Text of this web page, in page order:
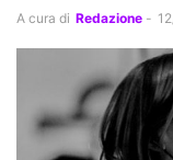
A cura di Redazione -